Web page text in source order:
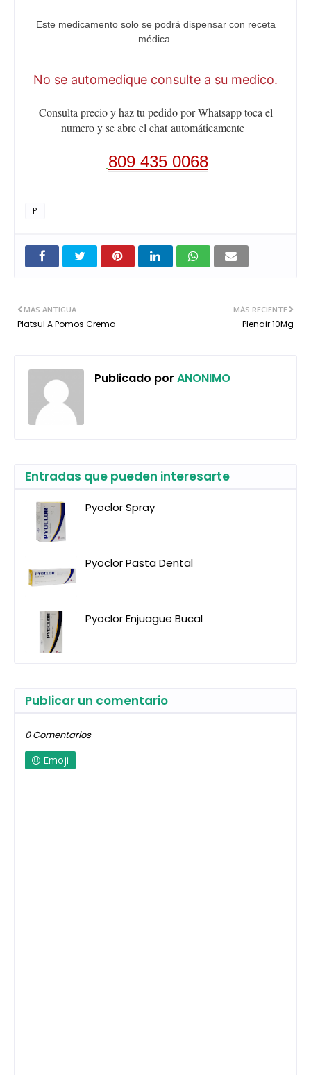
Este medicamento solo se podrá dispensar con receta
médica.
No se automedique consulte a su medico.
Consulta precio y haz tu pedido por Whatsapp toca el
numero y se abre el chatautomáticamente
809 435 0068
P
MÁS RECIENTE
Plenair 10Mg
MÁS ANTIGUA
Platsul A Pomos Crema
Publicado por ANONIMO
Entradas que pueden interesarte
Pyoclor Spray
Pyoclor Pasta Dental
Pyoclor Enjuague Bucal
Publicar un comentario
0 Comentarios
Emoji